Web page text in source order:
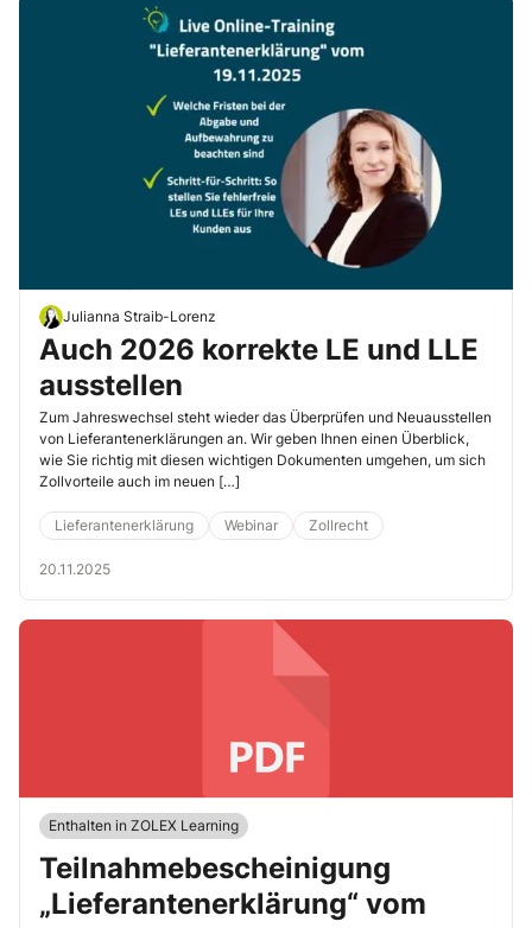
Julianna Straib-Lorenz
Auch 2026 korrekte LE und LLE
ausstellen
Zum Jahreswechsel steht wieder das Überprüfen und Neuausstellen
von Lieferantenerklärungen an. Wir geben Ihnen einen Überblick,
wie Sie richtig mit diesen wichtigen Dokumenten umgehen, um sich
Zollvorteile auch im neuen […]
Lieferantenerklärung Webinar Zollrecht
20.11.2025
Enthalten in ZOLEX Learning
Teilnahmebescheinigung
„Lieferantenerklärung“ vom